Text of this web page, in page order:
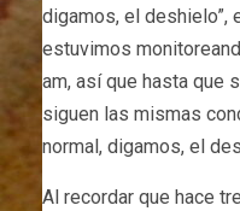
digamos, el deshielo”,
estuvimos
am, así que hasta que
siguen las mismas
normal, digamos, el
Al recordar que hace